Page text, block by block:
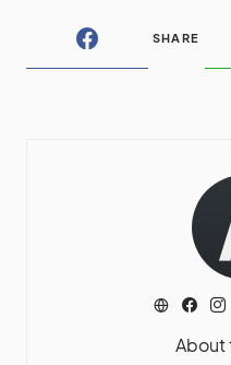
SHARE
About